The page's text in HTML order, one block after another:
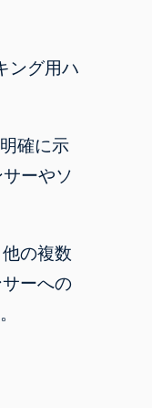
ング用ハ
確に示
ーやソ
の複数
ーへの